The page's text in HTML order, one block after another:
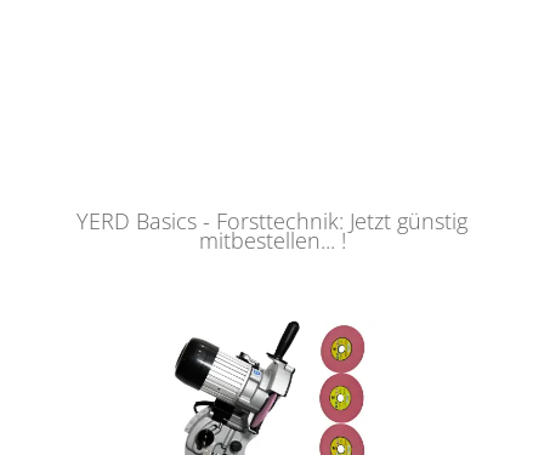
YERD Basics - Forsttechnik: Jetzt günstig
mitbestellen... !